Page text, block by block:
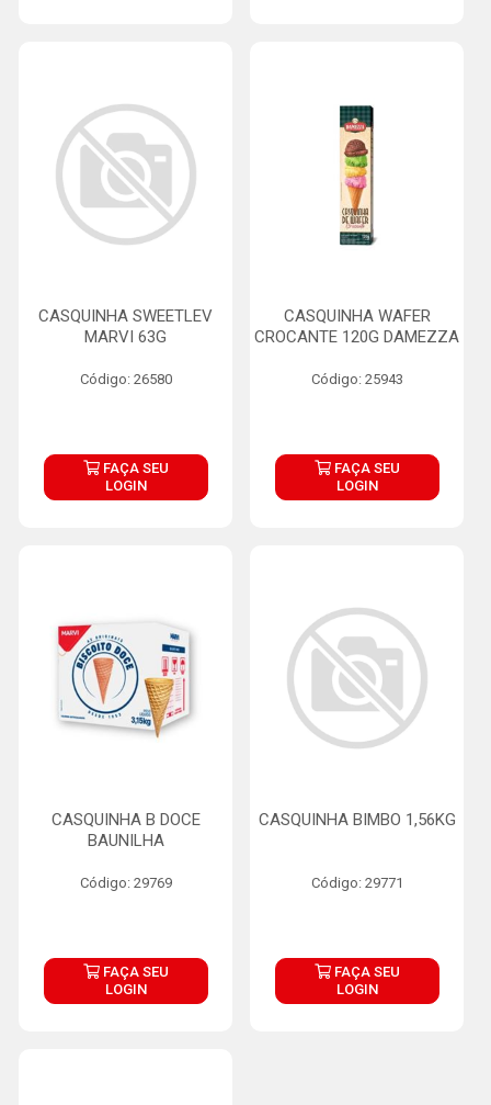
CASQUINHA SWEETLEV
MARVI 63G
Código: 26580
FAÇA SEU
LOGIN
CASQUINHA WAFER
CROCANTE 120G DAMEZZA
Código: 25943
FAÇA SEU
LOGIN
CASQUINHA B DOCE
BAUNILHA
Código: 29769
FAÇA SEU
LOGIN
CASQUINHA BIMBO 1,56KG
Código: 29771
FAÇA SEU
LOGIN